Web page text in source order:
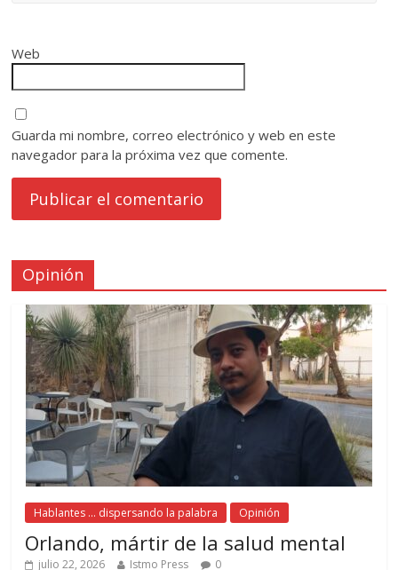
Web
Guarda mi nombre, correo electrónico y web en este
navegador para la próxima vez que comente.
Opinión
Hablantes ... dispersando la palabra Opinión
Orlando, mártir de la salud mental
julio 22, 2026 Istmo Press 0